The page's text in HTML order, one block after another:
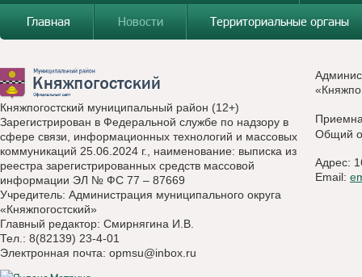
Главная
Новости Территориальные органы
Княжпогостский муниципальный район (12+)
Зарегистрирован в Федеральной службе по надзору в
сфере связи, информационных технологий и массовых
коммуникаций 25.06.2024 г., наименование: выписка из
реестра зарегистрированных средств массовой
информации ЭЛ № ФС 77 – 87669
Учредитель: Администрация муниципального округа
«Княжпогостский»
Главный редактор: Смирнягина И.В.
Тел.: 8(82139) 23-4-01
Электронная почта: opmsu@inbox.ru
Общий
Адрес:
Email: